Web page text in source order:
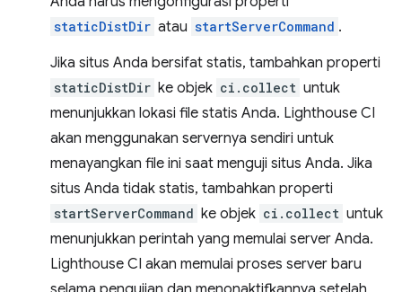
staticDistDir atau startServerCommand .
Jika situs Anda bersifat statis, tambahkan properti
staticDistDir ke objek ci.collect untuk
menunjukkan lokasi file statis Anda. Lighthouse CI
akan menggunakan servernya sendiri untuk
menayangkan file ini saat menguji situs Anda. Jika
situs Anda tidak statis, tambahkan properti
startServerCommand ke objek ci.collect untuk
menunjukkan perintah yang memulai server Anda.
Lighthouse CI akan memulai proses server baru